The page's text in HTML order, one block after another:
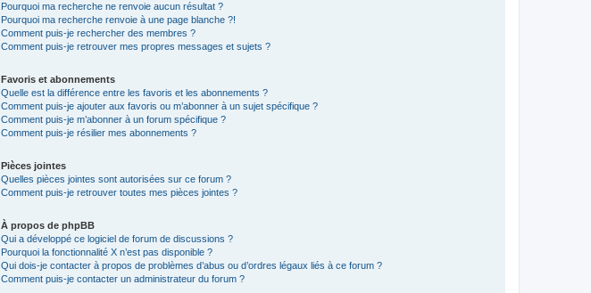
Pourquoi ma recherche ne renvoie aucun résultat ?
Pourquoi ma recherche renvoie à une page blanche ?!
Comment puis-je rechercher des membres ?
Comment puis-je retrouver mes propres messages et sujets ?
Favoris et abonnements
Quelle est la différence entre les favoris et les abonnements ?
Comment puis-je ajouter aux favoris ou m’abonner à un sujet spécifique ?
Comment puis-je m’abonner à un forum spécifique ?
Comment puis-je résilier mes abonnements ?
Pièces jointes
Quelles pièces jointes sont autorisées sur ce forum ?
Comment puis-je retrouver toutes mes pièces jointes ?
À propos de phpBB
Qui a développé ce logiciel de forum de discussions ?
Pourquoi la fonctionnalité X n’est pas disponible ?
Qui dois-je contacter à propos de problèmes d’abus ou d’ordres légaux liés à ce forum ?
Comment puis-je contacter un administrateur du forum ?